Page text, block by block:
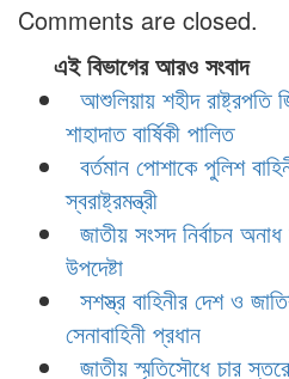
Comments are closed.
এই বিভাগের আরও সংবাদ
আশুলিয়ায় শহীদ রাষ্ট্রপতি
শাহাদাত বার্ষিকী পালিত
বর্তমান পোশাকে পুলিশ
স্বরাষ্ট্রমন্ত্রী
জাতীয় সংসদ নির্বাচন
উপদেষ্টা
সশস্ত্র বাহিনীর দেশ ও
সেনাবাহিনী প্রধান
জাতীয় স্মৃতিসৌধে চার